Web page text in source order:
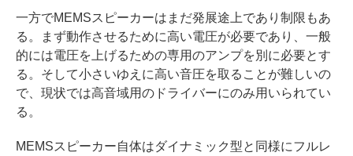
一方でMEMSスピーカーはまだ発展途上であり制限もあ
る。まず動作させるために高い電圧が必要であり、一般
的には電圧を上げるための専用のアンプを別に必要とす
る。そして小さいゆえに高い音圧を取ることが難しいの
で、現状では高音域用のドライバーにのみ用いられてい
る。
MEMSスピーカー自体はダイナミック型と同様にフルレ